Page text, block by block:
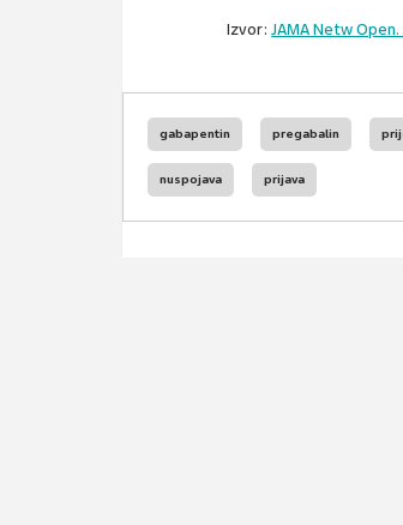
Izvor:JAMA Netw
gabapentin pregabalin
nuspojava prijava